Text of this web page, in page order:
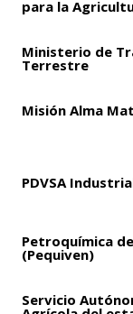
para la
Ministerio de
Terrestre
Misión Alma
PDVSA
Petroquímica
(Pequiven)
Servicio